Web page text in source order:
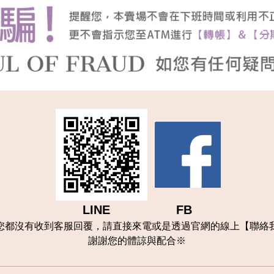
LINE FB
都沒有收到客服回覆，請直接來電或是透過官網的線上【聯絡
謝謝您的體諒與配合※